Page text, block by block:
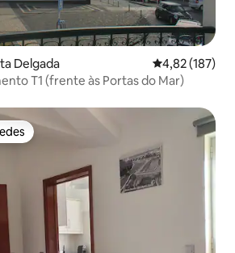
Delgada 4,82 de uma
4,82 (187)
T1 (frente às Portas do Mar)